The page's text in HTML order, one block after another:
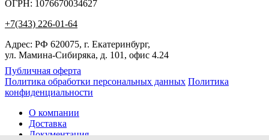
ОГРН: 1076670034627
+7(343) 226-01-64
Адрес: РФ 620075, г. Екатеринбург,
ул. Мамина-Сибиряка, д. 101, офис 4.24
Публичная оферта
Политика обработки персональных данных Политика
конфиденциальности
О компании
Доставка
Документация